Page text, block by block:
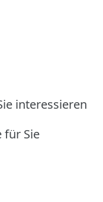
interessieren
für Sie